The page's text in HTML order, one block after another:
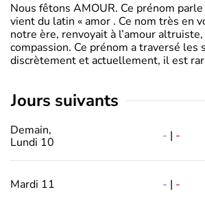
Nous fêtons AMOUR. Ce prénom
vient du latin « amor . Ce nom très en
notre ère, renvoyait à l’amour
compassion. Ce prénom a traversé les
discrètement et actuellement, il est
jours suivants
Demain,
Lundi 10
- | -
Mardi 11 - | -